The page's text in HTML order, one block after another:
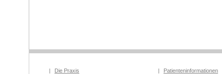
|
Die Praxis
|
Patienteninformationen